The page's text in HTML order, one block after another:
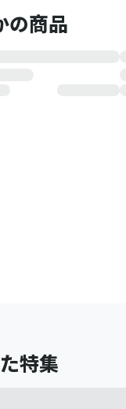
の商品
特集